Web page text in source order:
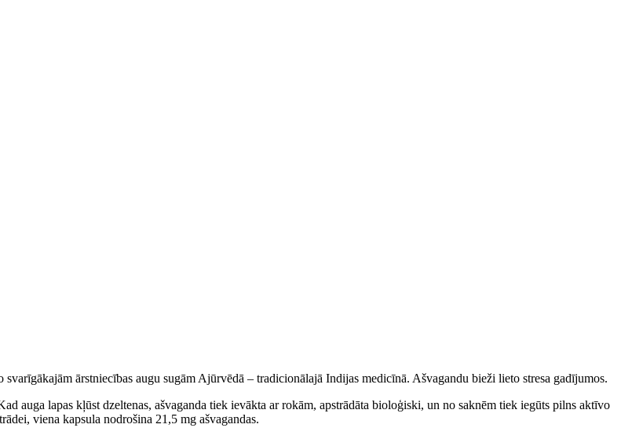
ārstniecības augu sugām Ajūrvēdā – tradicionālajā Indijas medicīnā. Ašvagandu bieži lieto stresa gadījumos.
auga lapas kļūst dzeltenas, ašvaganda tiek ievākta ar rokām, apstrādāta bioloģiski, un no saknēm tiek iegūts pilns aktīvo
viena kapsula nodrošina 21,5 mg ašvagandas.